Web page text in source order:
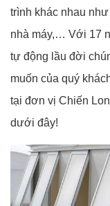
trình khác nhau
nhà máy,… Với 17
tự động lầu đời
muốn của quý
tại đơn vị Chiến
dưới đây!